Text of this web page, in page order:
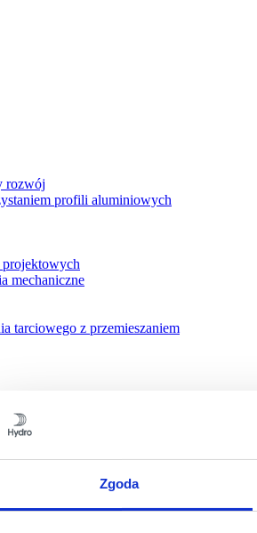
Zgoda
rozwój
profili aluminiowych
mechaniczne
tarciowego z przemieszaniem
może mieć projektant?
może mieć nabywca?